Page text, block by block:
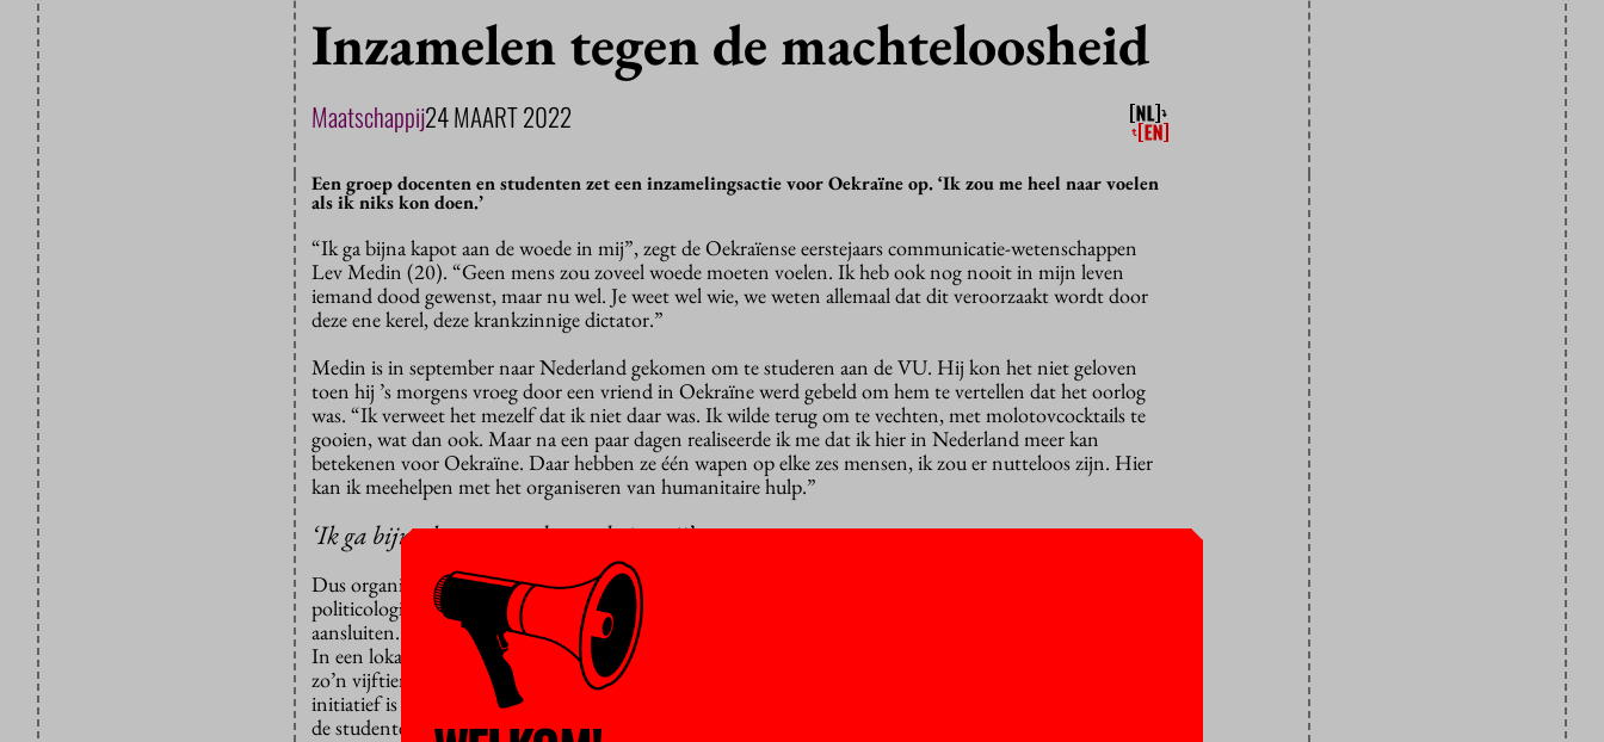
Inzamelen tegen de machteloosheid
Maatschappij24 MAART 2022
Een groep docenten en studenten zet een inzamelingsactie voor Oekraïne op. ‘Ik zou me heel naar voelen
als ik niks kon doen.’
“Ik ga bijna kapot aan de woede in mij”, zegt de Oekraïense eerstejaars communicatie-wetenschappen
Lev Medin (20). “Geen mens zou zoveel woede moeten voelen. Ik heb ook nog nooit in mijn leven
iemand dood gewenst, maar nu wel. Je weet wel wie, we weten allemaal dat dit veroorzaakt wordt door
deze ene kerel, deze krankzinnige dictator.”
Medin is in september naar Nederland gekomen om te studeren aan de VU. Hij kon het niet geloven
toen hij ’s morgens vroeg door een vriend in Oekraïne werd gebeld om hem te vertellen dat het oorlog
was. “Ik verweet het mezelf dat ik niet daar was. Ik wilde terug om te vechten, met molotovcocktails te
gooien, wat dan ook. Maar na een paar dagen realiseerde ik me dat ik hier in Nederland meer kan
betekenen voor Oekraïne. Daar hebben ze één wapen op elke zes mensen, ik zou er nutteloos zijn. Hier
kan ik meehelpen met het organiseren van humanitaire hulp.”
‘Ik ga bijna kapot aan de woede in mij’
Dus organiseert Medin samen met andere studenten en docenten communicatiewetenschappen en
politicologie een inzamelingsactie aan de VU. De hoop is dat mensen uit andere disciplines zich zullen
aansluiten.
In een lokaal op de zesde verdieping van het OZW-gebouw (naast het hoofdgebouw) zitten vanochtend
zo’n vijftien mensen te brainstormen over wat er gedaan moet worden en hoe je dat organiseert. Het
initiatief is van docent Esther Schagen, maar die is ziek. Ze heeft een aantal docenten gemobiliseerd om
de studenten tijdens dezepressure-cooker-sessie t